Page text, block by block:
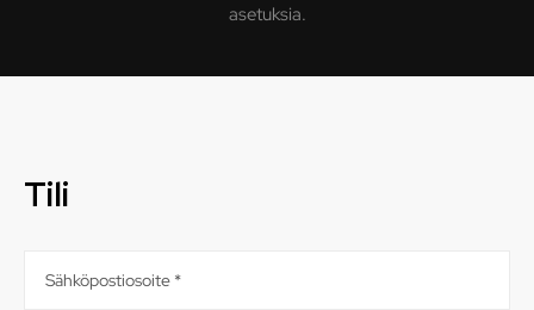
asetuksia.
Tili
Sähköpostiosoite *